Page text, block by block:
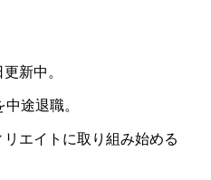
新中。
途退職。
エイトに取り組み始める